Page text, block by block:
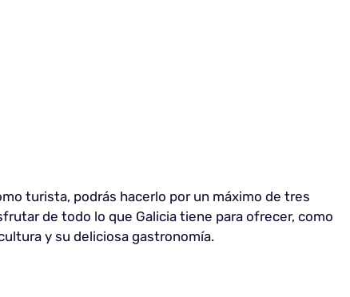
turista, podrás hacerlo por un máximo de tres
de todo lo que Galicia tiene para ofrecer, como
y su deliciosa gastronomía.